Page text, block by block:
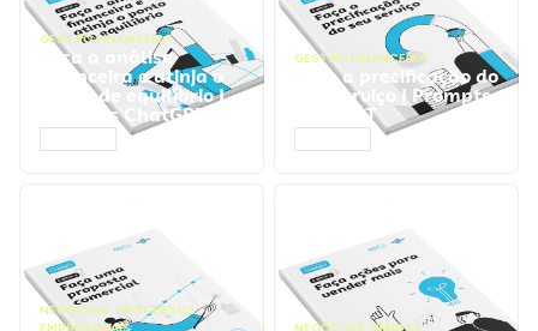
GESTÃO FINANCEIRA
Faça a análise
financeira e atinja o
ponto de equilíbrio |
Prompts ChatGPT
GESTÃO FINANCEIRA
Faça a precificação do
seu serviço | Prompts
ChatGPT
NEGÓCIOS, PROCESSOS